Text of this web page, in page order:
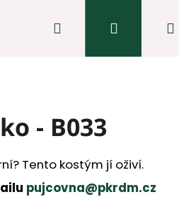
Přihlášení
- B033
Tento kostým jí oživí.
pujcovna@pkrdm.cz